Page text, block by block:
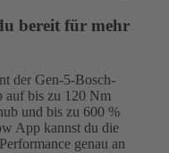
bereit für mehr
der Gen-5-Bosch-
bis zu 120 Nm
und bis zu 600 %
App kannst du die
genau an